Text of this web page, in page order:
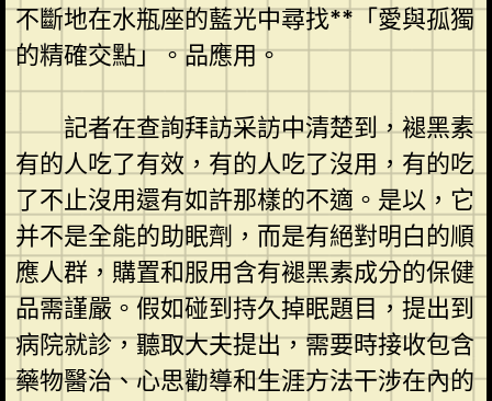
不斷地在水瓶座的藍光中尋找**「愛與孤獨
的精確交點」。品應用。
記者在查詢拜訪采訪中清楚到，褪黑素
有的人吃了有效，有的人吃了沒用，有的吃
了不止沒用還有如許那樣的不適。是以，它
并不是全能的助眠劑，而是有絕對明白的順
應人群，購置和服用含有褪黑素成分的保健
品需謹嚴。假如碰到持久掉眠題目，提出到
病院就診，聽取大夫提出，需要時接收包含
藥物醫治、心思勸導和生涯方法干涉在內的